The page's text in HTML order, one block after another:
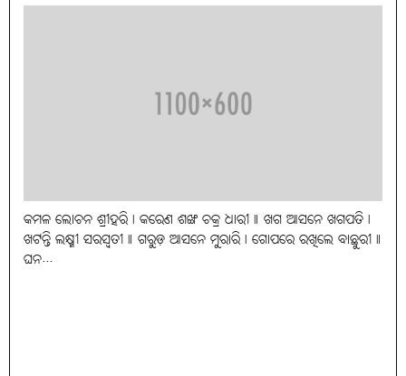
କମଳ ଲୋଚନ ଶ୍ରୀହରି। କରେଣ ଶଙ୍ଖ ଚକ୍ର ଧାରୀ॥ ଖଗ ଆସନେ ଖଗପତି।
ଖଟନ୍ତି ଲକ୍ଷ୍ମୀ ସରସ୍ୱତୀ॥ ଗରୁଡ଼ ଆସନେ ମୁରାରି। ଗୋପରେ ରଖିଲେ ବାଛୁରୀ॥
ଘନ...